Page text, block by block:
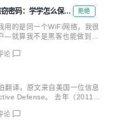
OpenBSD 每六个月 (5月1日
本。同时，OpenBSD 项目
报和T恤出售，所得资金是其
，OpenBSD基金会Bob Bec
无资助，O...
密码：学学怎么保护
拒绝
用的是同一个WiFi网络，我很
—就算我不是黑客也能做到。
代替了HTTP，就是这个
入那些账户了。 DSploit可能
意图是很好的。如果你了解了
就能学会怎样保护自己。但
试，另外，它还有很多有意思
论
翻译，原文来自美国一位信息
Defense。 去年（2011
公司的ESXi出现，我
论